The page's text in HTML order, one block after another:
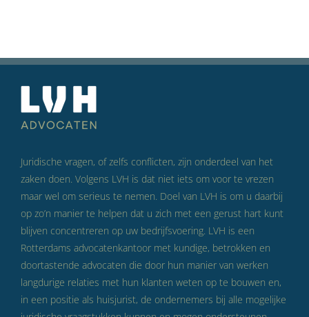
Juridische vragen, of zelfs conflicten, zijn onderdeel van het
zaken doen. Volgens LVH is dat niet iets om voor te vrezen
maar wel om serieus te nemen. Doel van LVH is om u daarbij
op zo’n manier te helpen dat u zich met een gerust hart kunt
blijven concentreren op uw bedrijfsvoering. LVH is een
Rotterdams advocatenkantoor met kundige, betrokken en
doortastende advocaten die door hun manier van werken
langdurige relaties met hun klanten weten op te bouwen en,
in een positie als huisjurist, de ondernemers bij alle mogelijke